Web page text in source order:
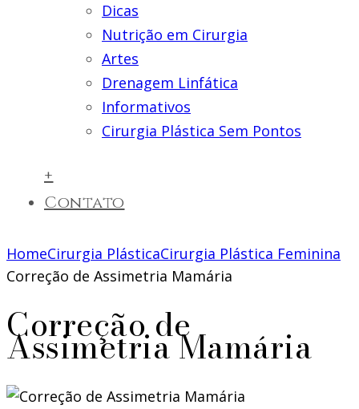
Dicas
Nutrição em Cirurgia
Artes
Drenagem Linfática
Informativos
Cirurgia Plástica Sem Pontos
+
Contato
HomeCirurgia PlásticaCirurgia Plástica Feminina
Correção de Assimetria Mamária
Correção de
Assimetria Mamária